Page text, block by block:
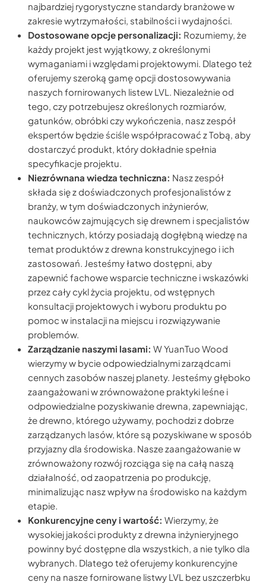
najbardziej rygorystyczne standardy branżowe w
zakresie wytrzymałości, stabilności i wydajności.
Dostosowane opcje personalizacji: Rozumiemy, że
każdy projekt jest wyjątkowy, z określonymi
wymaganiami i względami projektowymi. Dlatego też
oferujemy szeroką gamę opcji dostosowywania
naszych fornirowanych listew LVL. Niezależnie od
tego, czy potrzebujesz określonych rozmiarów,
gatunków, obróbki czy wykończenia, nasz zespół
ekspertów będzie ściśle współpracować z Tobą, aby
dostarczyć produkt, który dokładnie spełnia
specyfikacje projektu.
Niezrównana wiedza techniczna: Nasz zespół
składa się z doświadczonych profesjonalistów z
branży, w tym doświadczonych inżynierów,
naukowców zajmujących się drewnem i specjalistów
technicznych, którzy posiadają dogłębną wiedzę na
temat produktów z drewna konstrukcyjnego i ich
zastosowań. Jesteśmy łatwo dostępni, aby
zapewnić fachowe wsparcie techniczne i wskazówki
przez cały cykl życia projektu, od wstępnych
konsultacji projektowych i wyboru produktu po
pomoc w instalacji na miejscu i rozwiązywanie
problemów.
Zarządzanie naszymi lasami: W YuanTuo Wood
wierzymy w bycie odpowiedzialnymi zarządcami
cennych zasobów naszej planety. Jesteśmy głęboko
zaangażowani w zrównoważone praktyki leśne i
odpowiedzialne pozyskiwanie drewna, zapewniając,
że drewno, którego używamy, pochodzi z dobrze
zarządzanych lasów, które są pozyskiwane w sposób
przyjazny dla środowiska. Nasze zaangażowanie w
zrównoważony rozwój rozciąga się na całą naszą
działalność, od zaopatrzenia po produkcję,
minimalizując nasz wpływ na środowisko na każdym
etapie.
Konkurencyjne ceny i wartość: Wierzymy, że
wysokiej jakości produkty z drewna inżynieryjnego
powinny być dostępne dla wszystkich, a nie tylko dla
wybranych. Dlatego też oferujemy konkurencyjne
ceny na nasze fornirowane listwy LVL bez uszczerbku